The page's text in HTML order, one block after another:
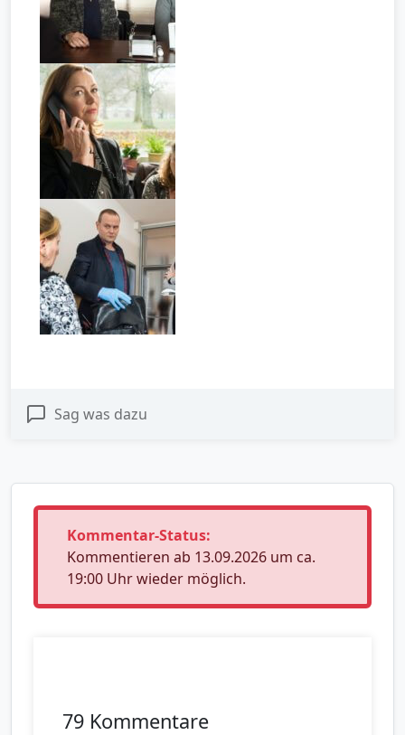
Sag was dazu
Kommentar-Status:
Kommentieren ab 13.09.2026 um ca.
19:00 Uhr wieder möglich.
79 Kommentare